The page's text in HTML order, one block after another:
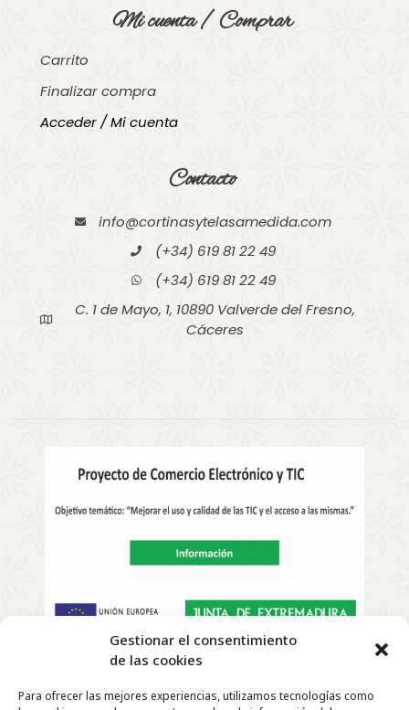
Gestionar el consentimiento
de las cookies
Para ofrecer las mejores experiencias, utilizamos tecnologías como
Mi cuenta / Comprar
Carrito
Finalizar compra
Acceder / Mi cuenta
Contacto
info@cortinasytelasamedida.com
(+34) 619 81 22 49
(+34) 619 81 22 49
C. 1 de Mayo, 1, 10890 Valverde del Fresno,
Cáceres
reservados |